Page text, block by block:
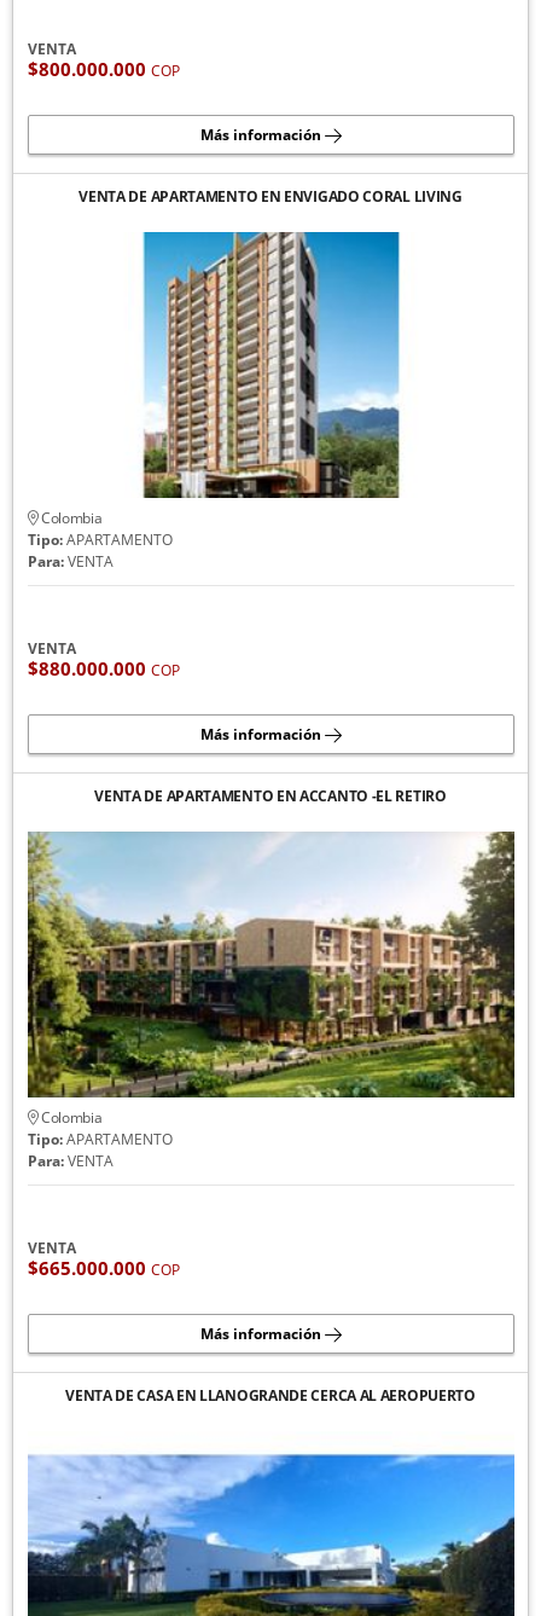
VENTA
$800.000.000 COP
Más información
VENTA DE APARTAMENTO EN ENVIGADO CORAL LIVING
Colombia
Tipo:APARTAMENTO
Para:VENTA
VENTA
$880.000.000 COP
Más información
VENTA DE APARTAMENTO EN ACCANTO -EL RETIRO
Colombia
Tipo:APARTAMENTO
Para:VENTA
VENTA
$665.000.000 COP
Más información
VENTA DE CASA EN LLANOGRANDE CERCA AL AEROPUERTO